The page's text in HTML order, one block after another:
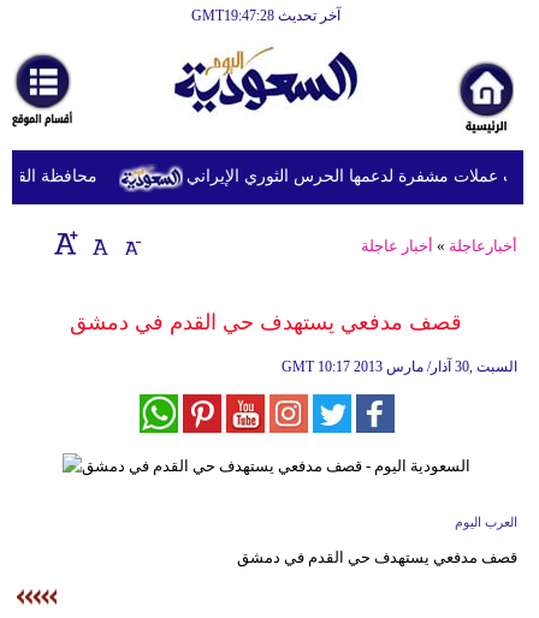
آخر تحديث GMT19:47:28
أخبارعاجلة
رياضة
ثقافة
إقتصاد
وموسيقى
وتغذية
ديكور
محافظة القدس عملات مشفرة لدعمها الحرس الثوري الإيراني
أخبارعاجلة » أخبار عاجلة
قصف مدفعي يستهدف حي القدم في دمشق
GMT 10:17 2013 السبت ,30 آذار/ مارس
العرب اليوم
قصف مدفعي يستهدف حي القدم في دمشق